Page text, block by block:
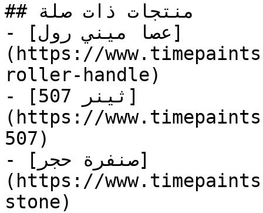
## منتجات ذات صلة
- [عصا ميني رول]
(https://
roller-handle)
- [ثينر 507]
(https://
507)
- [صنفرة حجر]
(https://
stone)